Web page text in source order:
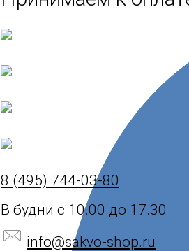
8 (495) 744-03-80
В будни с 10.00 до 17.30
info@sakvo-shop.ru